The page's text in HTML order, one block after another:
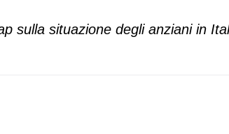
sulla situazione degli anziani in